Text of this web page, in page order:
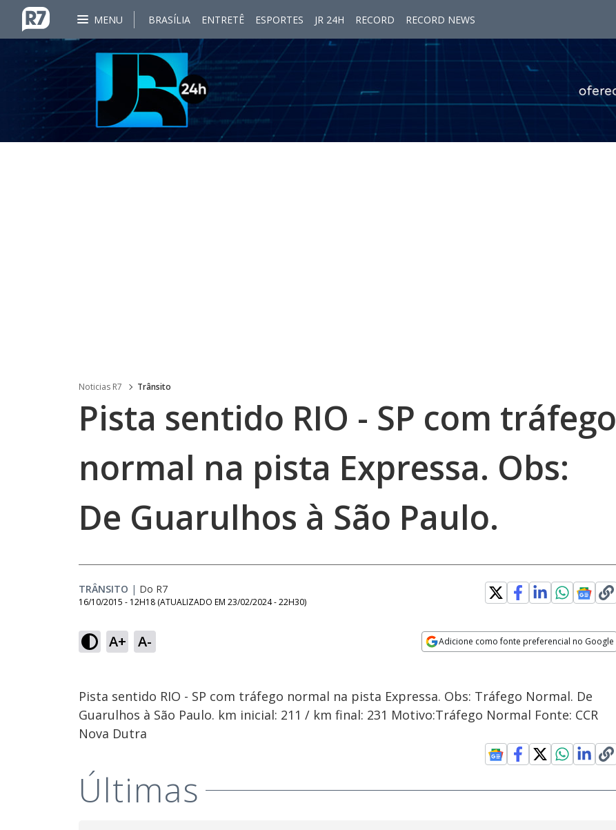
MENU BRASÍLIA ENTRETÊ ESPORTES JR 24H RECORD RECORD NEWS
Noticias R7 Trânsito
Pista sentido RIO - SP com tráfego
normal na pista Expressa. Obs:
De Guarulhos à São Paulo.
TRÂNSITO | Do R7
16/10/2015 - 12H18 (ATUALIZADO EM 23/02/2024 - 22H30)
A+ A- Adicione como fonte preferencial no Google
Pista sentido RIO - SP com tráfego normal na pista Expressa. Obs: Tráfego Normal. De
Guarulhos à São Paulo. km inicial: 211 / km final: 231 Motivo:Tráfego Normal Fonte: CCR
Nova Dutra
Últimas